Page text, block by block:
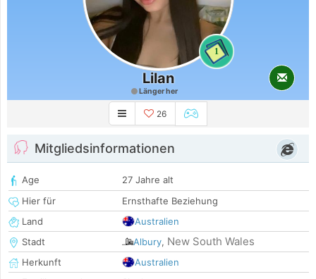
1
Lilan
Länger her
26
Mitgliedsinformationen
Age
27 Jahre alt
Hier für
Ernsthafte Beziehung
Land
Australien
Stadt
Albury, New South Wales
Herkunft
Australien